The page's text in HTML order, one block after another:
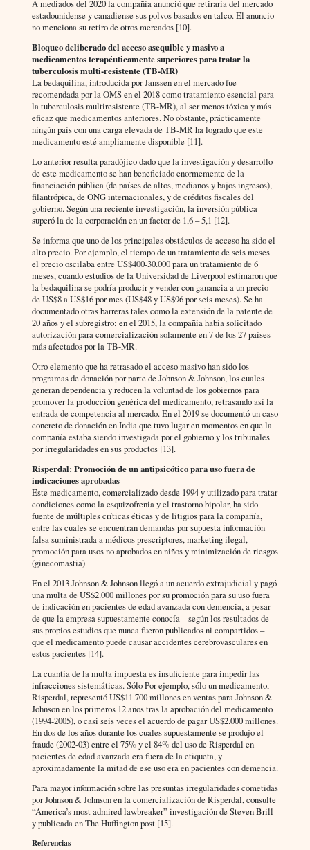
A mediados del 2020 la compañía anunció que retiraría del mercado
estadounidense y canadiense sus polvos basados en talco. El anuncio
no menciona su retiro de otros mercados [10].
Bloqueo deliberado del acceso asequible y masivo a
medicamentos terapéuticamente superiores para tratar la
tuberculosis multi-resistente (TB-MR)
La bedaquilina, introducida por Janssen en el mercado fue
recomendada por la OMS en el 2018 como tratamiento esencial para
la tuberculosis multiresistente (TB-MR), al ser menos tóxica y más
eficaz que medicamentos anteriores. No obstante, prácticamente
ningún país con una carga elevada de TB-MR ha logrado que este
medicamento esté ampliamente disponible [11].
Lo anterior resulta paradójico dado que la investigación y desarrollo
de este medicamento se han beneficiado enormemente de la
financiación pública (de países de altos, medianos y bajos ingresos),
filantrópica, de ONG internacionales, y de créditos fiscales del
gobierno. Según una reciente investigación, la inversión pública
superó la de la corporación en un factor de 1,6 – 5,1 [12].
Se informa que uno de los principales obstáculos de acceso ha sido el
alto precio. Por ejemplo, el tiempo de un tratamiento de seis meses
el precio oscilaba entre US$400-30.000 para un tratamiento de 6
meses, cuando estudios de la Universidad de Liverpool estimaron que
la bedaquilina se podría producir y vender con ganancia a un precio
de US$8 a US$16 por mes (US$48 y US$96 por seis meses). Se ha
documentado otras barreras tales como la extensión de la patente de
20 años y el subregistro; en el 2015, la compañía había solicitado
autorización para comercialización solamente en 7 de los 27 países
más afectados por la TB-MR.
Otro elemento que ha retrasado el acceso masivo han sido los
programas de donación por parte de Johnson & Johnson, los cuales
generan dependencia y reducen la voluntad de los gobiernos para
promover la producción genérica del medicamento, retrasando así la
entrada de competencia al mercado. En el 2019 se documentó un caso
concreto de donación en India que tuvo lugar en momentos en que la
compañía estaba siendo investigada por el gobierno y los tribunales
por irregularidades en sus productos [13].
Risperdal: Promoción de un antipsicótico para uso fuera de
indicaciones aprobadas
Este medicamento, comercializado desde 1994 y utilizado para tratar
condiciones como la esquizofrenia y el trastorno bipolar, ha sido
fuente de múltiples críticas éticas y de litigios para la compañía,
entre las cuales se encuentran demandas por supuesta información
falsa suministrada a médicos prescriptores, marketing ilegal,
promoción para usos no aprobados en niños y minimización de riesgos
(ginecomastia)
En el 2013 Johnson & Johnson llegó a un acuerdo extrajudicial y pagó
una multa de US$2.000 millones por su promoción para su uso fuera
de indicación en pacientes de edad avanzada con demencia, a pesar
de que la empresa supuestamente conocía – según los resultados de
sus propios estudios que nunca fueron publicados ni compartidos –
que el medicamento puede causar accidentes cerebrovasculares en
estos pacientes [14].
La cuantía de la multa impuesta es insuficiente para impedir las
infracciones sistemáticas. Sólo Por ejemplo, sólo un medicamento,
Risperdal, representó US$11.700 millones en ventas para Johnson &
Johnson en los primeros 12 años tras la aprobación del medicamento
(1994-2005), o casi seis veces el acuerdo de pagar US$2.000 millones.
En dos de los años durante los cuales supuestamente se produjo el
fraude (2002-03) entre el 75% y el 84% del uso de Risperdal en
pacientes de edad avanzada era fuera de la etiqueta, y
aproximadamente la mitad de ese uso era en pacientes con demencia.
Para mayor información sobre las presuntas irregularidades cometidas
por Johnson & Johnson en la comercialización de Risperdal, consulte
“America’s most admired lawbreaker” investigación de Steven Brill
y publicada en The Huffington post [15].
Referencias